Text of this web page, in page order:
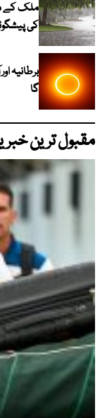
ملک کے
کی
گا
مقبول ترین